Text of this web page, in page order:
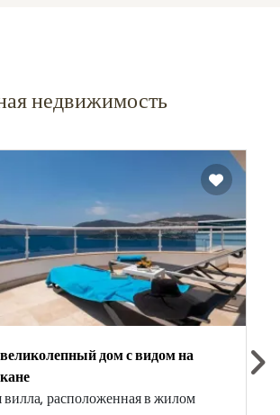
недвижимость
Recommended
дом с видом на
вилла, расположенная в жилом